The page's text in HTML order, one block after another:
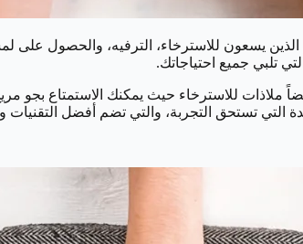
يسعون للاسترخاء، الترفيه، والحصول
تلبي جميع احتياجاتك.
للاسترخاء حيث يمكنك الاستمتاع بجو
تستحق التجربة، والتي تضم أفضل التقنيات